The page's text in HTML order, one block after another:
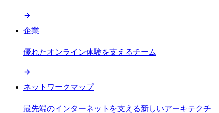
企業
優れたオンライン体験を支えるチーム
ネットワークマップ
最先端のインターネットを支える新しいアーキテクチ